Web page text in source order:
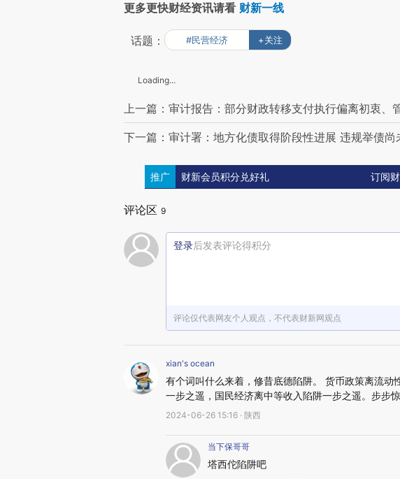
更多更快财经资讯请看 财新一线
话题： #民营经济 +关注
Loading...
上一篇：审计报告：部分财政转移支付执行偏离初衷、
下一篇：审计署：地方化债取得阶段性进展 违规举债
推广 财新会员积分兑好礼 订阅
评论区 9
登录后发表评论得积分
评论仅代表网友个人观点，不代表财新网观点
xian's ocean
有个词叫什么来着，修昔底德陷阱。 货币政策离流
一步之遥，国民经济离中等收入陷阱一步之遥。步步
2024-06-26 15:16 · 陕西
当下保哥哥
塔西佗陷阱吧